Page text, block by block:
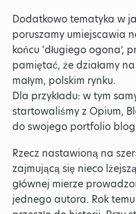
Dodatkowo tematyka w
poruszamy umiejscawia
końcu ‘długiego ogona’,
pamiętać, że działamy
małym, polskim rynku.
Dla przykładu: w tym
startowaliśmy z Opium,
do swojego portfolio blog
Rzecz nastawioną na
zajmującą się nieco
głównej mierze
jednego autora. Rok temu